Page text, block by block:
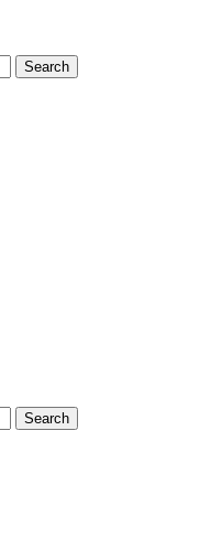
Search
Search